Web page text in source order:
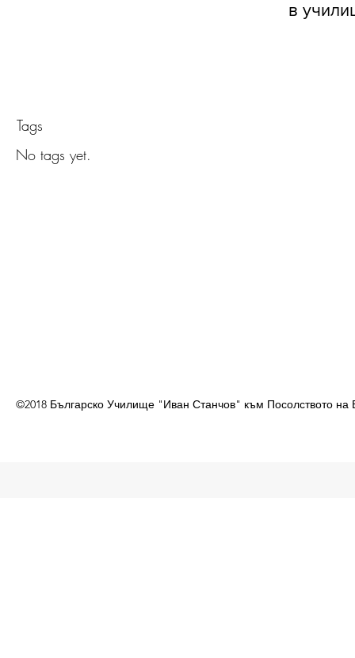
в
Tags
No tags yet.
©2018 Българско Училище "Иван Станчов" към Посолството на